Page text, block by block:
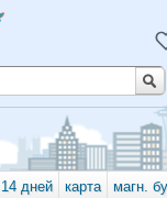
14 дней карта магн.